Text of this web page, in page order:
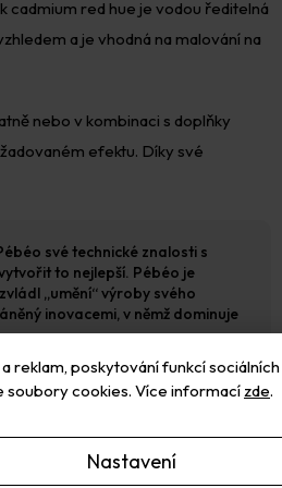
reklam, poskytování funkcí
soubory cookies. Více informacízde.
Nastavení
cadmium red hue je vodou ředitelná
a je vhodná na malování na
nebo v kombinaci s doplňky
efektu. Díky své
své technické znalosti s
to nejlepší. Pébéo je
„umění“ výroby svého
inovacemi, v němž dominuje